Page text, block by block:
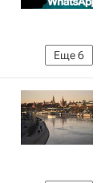
Еще6
Федеральная служба по надзору в сфере связи, информационных технологий и массовых коммуникаций (Роскомнадзор)